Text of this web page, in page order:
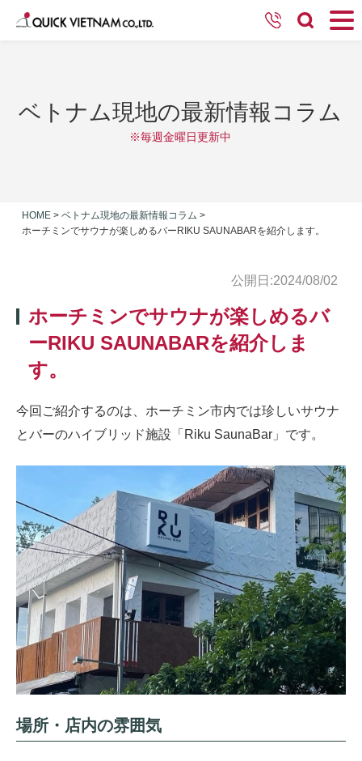
ベトナム現地の最新情報コラム
※毎週金曜日更新中
HOME > ベトナム現地の最新情報コラム >
ホーチミンでサウナが楽しめるバーRIKU SAUNABARを紹介します。
公開日:2024/08/02
ホーチミンでサウナが楽しめるバ
ーRIKU SAUNABARを紹介しま
す。
今回ご紹介するのは、ホーチミン市内では珍しいサウナ
とバーのハイブリッド施設「Riku SaunaBar」です。
場所・店内の雰囲気